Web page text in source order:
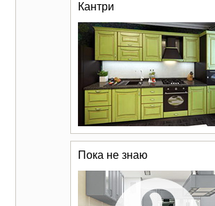
Кантри
Пока не знаю